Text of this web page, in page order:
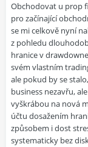
Obchodovat u prop
pro začínající
se mi celkově nyní
z pohledu
hranice v
svém vlastním
ale pokud by se
business nezavřu,
vyškrábou na nová
účtu dosažením
způsobem i dost
systematicky bez